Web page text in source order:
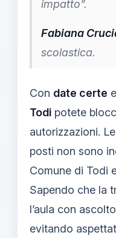
impatto”.
Fabiana
scolastica.
Con date certe
Todi potete
autorizzazioni.
posti non sono
Comune di Todi
Sapendo che la
l’aula con
evitando